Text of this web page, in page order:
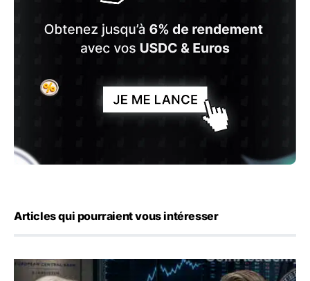
Articles qui pourraient vous intéresser
Yen : Washington a vendu des euros sans prévenir la